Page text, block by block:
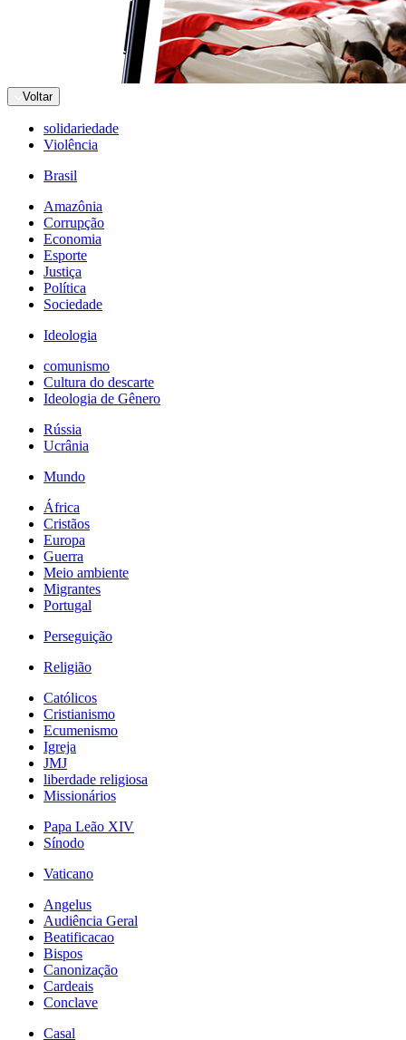
Voltar
solidariedade
Violência
Brasil
Amazônia
Corrupção
Economia
Esporte
Justiça
Política
Sociedade
Ideologia
comunismo
Cultura do descarte
Ideologia de Gênero
Rússia
Ucrânia
Mundo
África
Cristãos
Europa
Guerra
Meio ambiente
Migrantes
Portugal
Perseguição
Religião
Católicos
Cristianismo
Ecumenismo
Igreja
JMJ
liberdade religiosa
Missionários
Papa Leão XIV
Sínodo
Vaticano
Angelus
Audiência Geral
Beatificacao
Bispos
Canonização
Cardeais
Conclave
Casal